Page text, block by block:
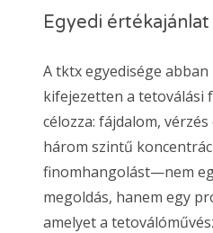
Egyedi értékajánlat
A tktx egyedisége
kifejezetten a tetoválási
célozza: fájdalom,
három szintű
finomhangolást—nem
megoldás, hanem egy
amelyet a